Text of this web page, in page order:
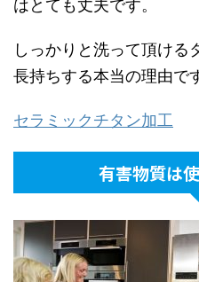
ご購入
ご購入
ご購入
ご購入
はとても丈夫です。
しっかりと洗って頂ける
長持ちする本当の理由で
セラミックチタン加工
有害物質は